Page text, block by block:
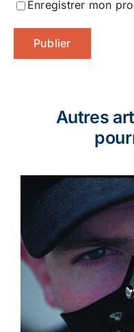
Enregistrer mon
Autres